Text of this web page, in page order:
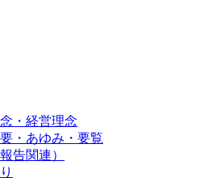
・経営理念
・あゆみ・要覧
告関連）